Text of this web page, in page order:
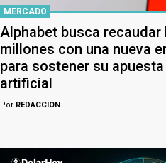
MERCADO
Alphabet busca recaudar
millones con una nueva
para sostener su
artificial
Por REDACCION